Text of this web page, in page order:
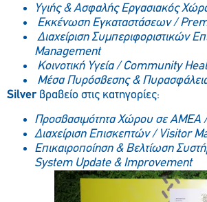
Υγιής & Ασφαλής Εργασιακός
Εκκένωση Εγκαταστάσεων /
Διαχείριση Συμπεριφοριστικών
Management
Κοινοτική Υγεία / Community
Μέσα Πυρόσβεσης &
Silver βραβείο στις κατηγορίες:
Προσβασιμότητα Χώρου σε
Διαχείριση Επισκεπτών / Visitor
Επικαιροποίηση & Βελτίωση
System Update& Improvement